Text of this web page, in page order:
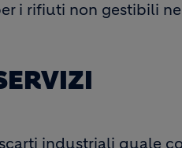
i rifiuti non gestibili
industriali quale